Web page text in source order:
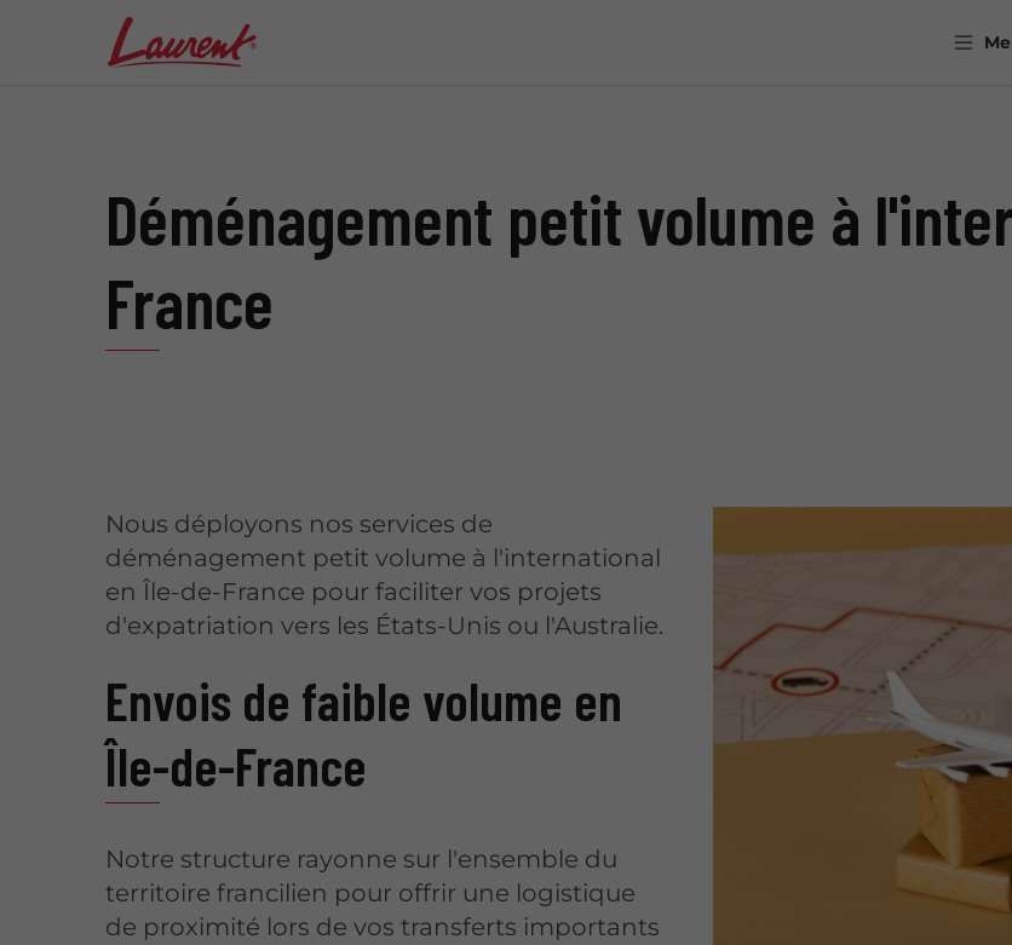
Déménagement petit volume à
France
Nous déployons nos services de
déménagement petit volume à l'international
en Île-de-France pour faciliter vos projets
d'expatriation vers les États-Unis ou l'Australie.
Envois de faible volume en
Île-de-France
Notre structure rayonne sur l'ensemble du
territoire francilien pour offrir une logistique
de proximité lors de vos transferts importants